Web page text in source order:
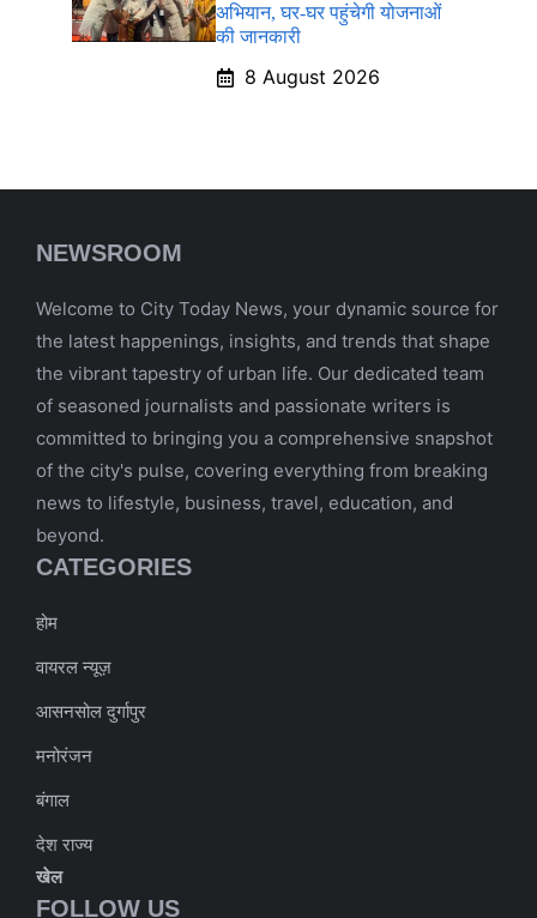
अभियान, घर-घर पहुंचेगी योजनाओं
की जानकारी
8 August 2026
NEWSROOM
Welcome to City Today News, your dynamic source for
the latest happenings, insights, and trends that shape
the vibrant tapestry of urban life. Our dedicated team
of seasoned journalists and passionate writers is
committed to bringing you a comprehensive snapshot
of the city's pulse, covering everything from breaking
news to lifestyle, business, travel, education, and
beyond.
CATEGORIES
होम
वायरल न्यूज़
आसनसोल दुर्गापुर
मनोरंजन
बंगाल
देश राज्य
खेल
FOLLOW US